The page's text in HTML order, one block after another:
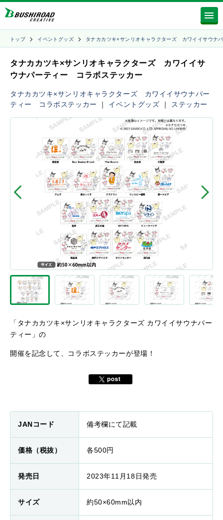
トップ イベントグッズ タナカカツキ×サンリオキャラクターズ カワイイサウナ
タナカカツキ×サンリオキャラクターズ カワイイサ
ウナパーティー コラボステッカー
タナカカツキ×サンリオキャラクターズ カワイイサウナパー
ティー コラボステッカー
｜ イベントグッズ ｜ ステッカー
「 タナカカツキ×サンリオキャラクターズ カワイイサウナパー
ティー 」の
開催を記念して、コラボステッカーが登場！
JANコード 備考欄にて記載
価格（税抜） 各500円
発売日 2023年11月18日発売
サイズ 約50×60mm以内